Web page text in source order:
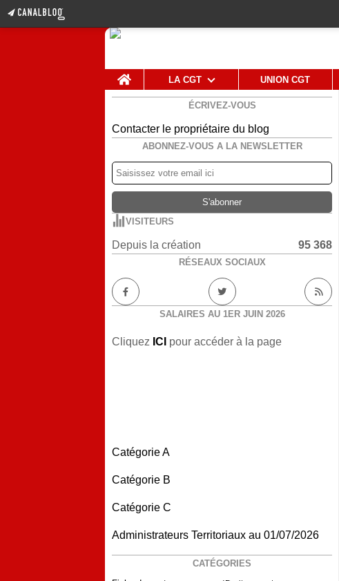
Home
LA CGT UNION CGT
ÉCRIVEZ-VOUS
Contacter le propriétaire du blog
ABONNEZ-VOUS A LA NEWSLETTER
VISITEURS
Depuis la création 95 368
RÉSEAUX SOCIAUX
SALAIRES AU 1ER JUIN 2026
Cliquez ICI pour accéder à la page
Catégorie A
Catégorie B
Catégorie C
Administrateurs Territoriaux au 01/07/2026
CATÉGORIES